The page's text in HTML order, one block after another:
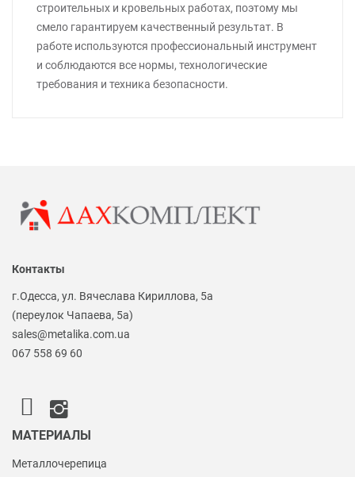
строительных и кровельных работах, поэтому мы
смело гарантируем качественный результат. В
работе используются профессиональный инструмент
и соблюдаются все нормы, технологические
требования и техника безопасности.
Контакты
г.Одесса, ул. Вячеслава Кириллова, 5а
(переулок Чапаева, 5а)
sales@metalika.com.ua
067 558 69 60
МАТЕРИАЛЫ
Металлочерепица